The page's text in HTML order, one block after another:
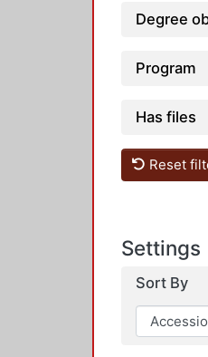
Degree
Program
Has files
Reset
Settings
Sort By